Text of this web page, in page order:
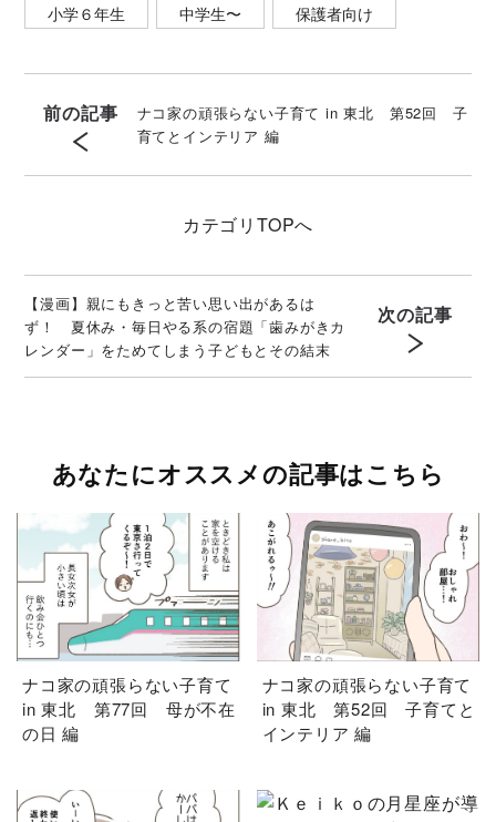
小学６年生
中学生〜 保護者向け
前の記事
ナコ家の頑張らない子育て in 東北 第52回 子
育てとインテリア 編
カテゴリ TOPへ
【漫画】親にもきっと苦い思い出があるは
ず！ 夏休み・毎日やる系の宿題「歯みがきカ
レンダー」をためてしまう子どもとその結末
次の記事
あなたにオススメの記事はこちら
ナコ家の頑張らない子育て
in 東北 第77回 母が不在
の日 編
ナコ家の頑張らない子育て
in 東北 第52回 子育てと
インテリア 編